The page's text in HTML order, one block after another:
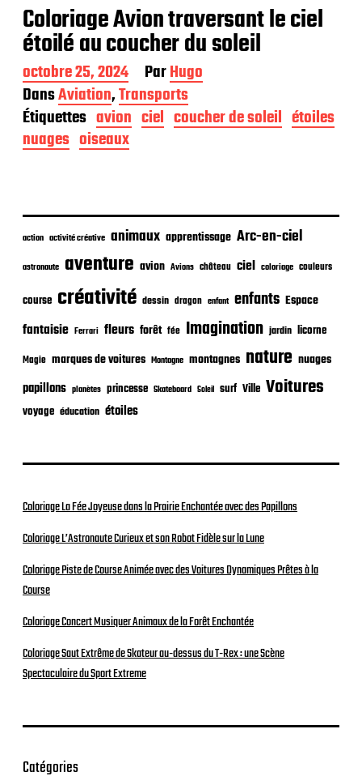
Coloriage Avion traversant le ciel
étoilé au coucher du soleil
D
a
t
e
d
e
l
i
a
i
n
octobre 25, 2024 ParHugo
DansAviation,Transports
Étiquettes avion ciel coucher de soleil étoiles
nuages oiseaux
action activité créative animaux apprentissage Arc-en-ciel
astronaute aventure avion Avions château ciel coloriage couleurs
course créativité dessin dragon enfant enfants Espace
fantaisie Ferrari fleurs forêt fée Imagination jardin licorne
Magie marques de voitures Montagne montagnes nature nuages
papillons planètes princesse Skateboard Soleil surf Ville Voitures
voyage éducation étoiles
Coloriage La Fée Joyeuse dans la Prairie Enchantée avec des Papillons
Coloriage L’Astronaute Curieux et son Robot Fidèle sur la Lune
Coloriage Piste de Course Animée avec des Voitures Dynamiques Prêtes à la
Course
Coloriage Concert Musiquer Animaux de la Forêt Enchantée
Coloriage Saut Extrême de Skateur au-dessus du T-Rex : une Scène
Spectaculaire du Sport Extreme
Catégories